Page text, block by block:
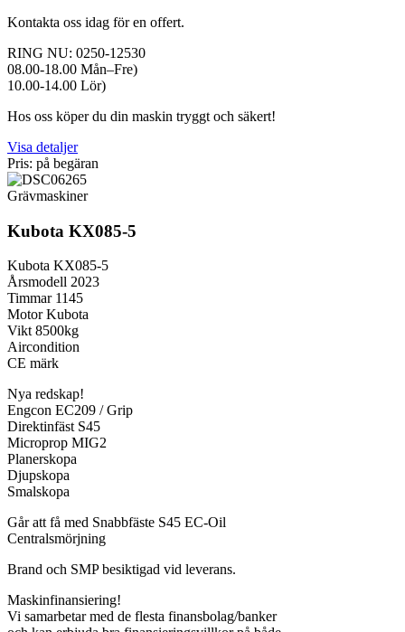
Kontakta oss idag för en offert.
RING NU: 0250-12530
08.00-18.00 Mån–Fre)
10.00-14.00 Lör)
Hos oss köper du din maskin tryggt och säkert!
Visa detaljer
Pris: på begäran
Grävmaskiner
Kubota KX085-5
Kubota KX085-5
Årsmodell 2023
Timmar 1145
Motor Kubota
Vikt 8500kg
Aircondition
CE märk
Nya redskap!
Engcon EC209 / Grip
Direktinfäst S45
Microprop MIG2
Planerskopa
Djupskopa
Smalskopa
Går att få med Snabbfäste S45 EC-Oil
Centralsmörjning
Brand och SMP besiktigad vid leverans.
Maskinfinansiering!
Vi samarbetar med de flesta finansbolag/banker